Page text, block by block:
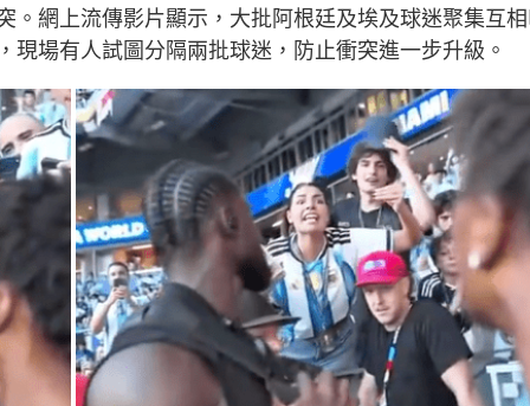
。網上流傳影片顯示，大批阿根廷及埃及球迷聚集互
場有人試圖分隔兩批球迷，防止衝突進一步升級。